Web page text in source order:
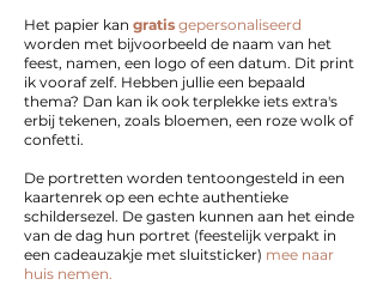
Het papier kan gratis gepersonaliseerd
worden met bijvoorbeeld de naam van het
feest, namen, een logo of een datum. Dit print
ik vooraf zelf. Hebben jullie een bepaald
thema? Dan kan ik ook terplekke iets extra's
erbij tekenen, zoals bloemen, een roze wolk of
confetti.
De portretten worden tentoongesteld in een
kaartenrek op een echte authentieke
schildersezel. De gasten kunnen aan het einde
van de dag hun portret (feestelijk verpakt in
een cadeauzakje met sluitsticker) mee naar
huis nemen.